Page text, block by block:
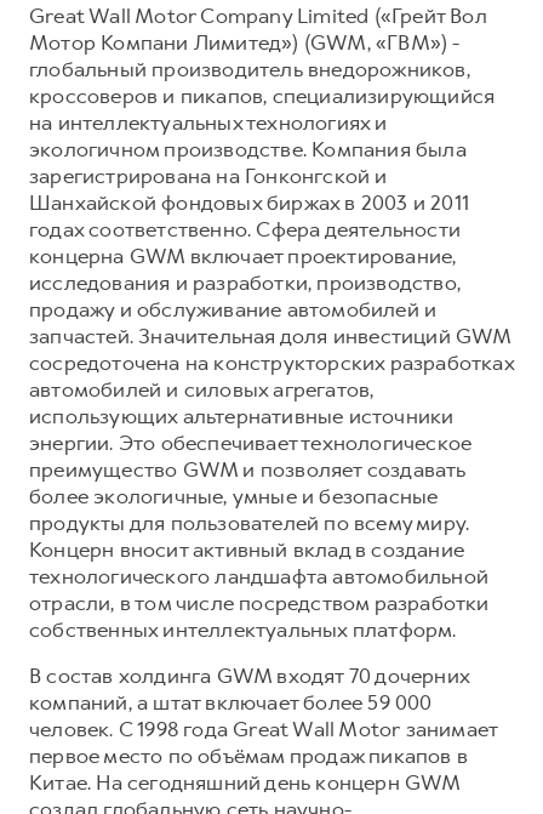
Great Wall Motor Company Limited («Грейт Вол
Мотор Компани Лимитед») (GWM, «ГВМ») -
глобальный производитель внедорожников,
кроссоверов и пикапов, специализирующийся
на интеллектуальных технологиях и
экологичном производстве. Компания была
зарегистрирована на Гонконгской и
Шанхайской фондовых биржах в 2003 и 2011
годах соответственно. Сфера деятельности
концерна GWM включает проектирование,
исследования и разработки, производство,
продажу и обслуживание автомобилей и
запчастей. Значительная доля инвестиций GWM
сосредоточена на конструкторских разработках
автомобилей и силовых агрегатов,
использующих альтернативные источники
энергии. Это обеспечивает технологическое
преимущество GWM и позволяет создавать
более экологичные, умные и безопасные
продукты для пользователей по всему миру.
Концерн вносит активный вклад в создание
технологического ландшафта автомобильной
отрасли, в том числе посредством разработки
собственных интеллектуальных платформ.
В состав холдинга GWM входят 70 дочерних
компаний, а штат включает более 59 000
человек. С 1998 года Great Wall Motor занимает
первое место по объёмам продаж пикапов в
Китае. На сегодняшний день концерн GWM